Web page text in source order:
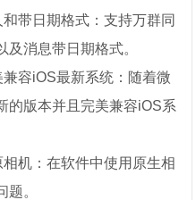
带日期格式：支持万群同
消息带日期格式。
容iOS最新系统：随着微
的版本并且完美兼容iOS系
机：在软件中使用原生相
。